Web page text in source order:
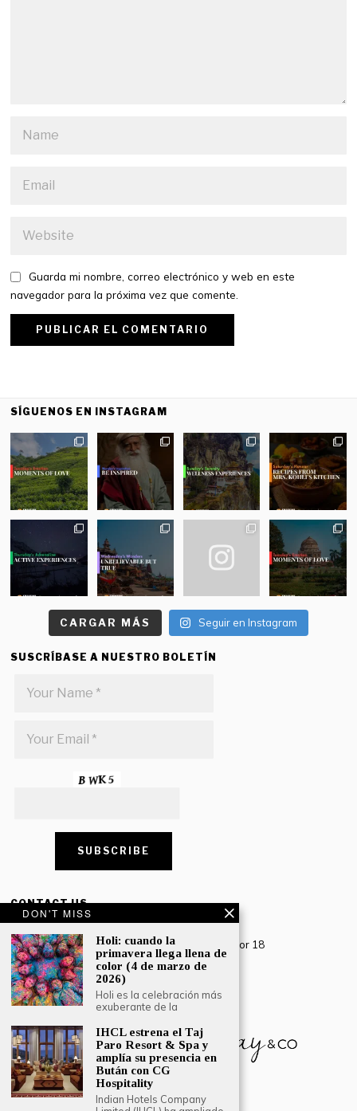
Guarda mi nombre, correo electrónico y web en este
navegador para la próxima vez que comente.
SÍGUENOS EN INSTAGRAM
CARGAR MÁS Seguir en Instagram
SUSCRÍBASE A NUESTRO BOLETÍN
CONTACT US
Creative Plaza, 283 Udyog Vihar Phase 2, Sector 18
Gurugram, Haryana – 122016, India
Tel: +91-124 4567777
Email:engage@southasiatraveljournal.com
DON'T MISS
Holi: cuando la
primavera llega llena de
color (4 de marzo de
2026)
Holi es la celebración más
exuberante de la
IHCL estrena el Taj
Paro Resort & Spa y
amplía su presencia en
Bután con CG
Hospitality
Indian Hotels Company